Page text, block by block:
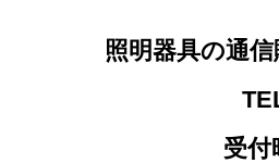
照明器具の通
受付